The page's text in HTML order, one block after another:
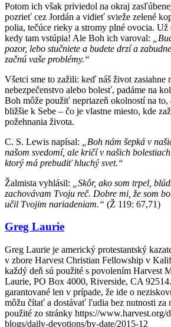
Potom ich však priviedol na okraj
pozrieť cez Jordán a vidieť svieže zelené
polia, tečúce rieky a stromy plné ovocia. Už
kedy tam vstúpia! Ale Boh ich varoval:
pozor, lebo stučniete a budete drzí a
začnú vaše problémy.“
Všetci sme to zažili: keď náš život zasiahne
nebezpečenstvo alebo bolesť, padáme na
Boh môže použiť nepriazeň okolností na to,
bližšie k Sebe – čo je vlastne miesto, kde
požehnania života.
C. S. Lewis napísal:
„Boh nám šepká v
našom svedomí, ale kričí v našich
ktorý má prebudiť hluchý svet.“
Žalmista vyhlásil:
„Skôr, ako som trpel,
zachovávam Tvoju reč. Dobre mi, že som
učil Tvojim nariadeniam.“ (Ž 119: 67,71)
Greg Laurie
Greg Laurie je americký protestantský
v zbore Harvest Christian Fellowship v
každý deň sú použité s povolením Harvest
Laurie, PO Box 4000, Riverside, CA
garantované len v prípade, že ide o
môžu čítať a dostávať ľudia bez nutnosti za
použité zo stránky https://www.harvest.org/
blogs/daily-devotions/by-date/2015-12